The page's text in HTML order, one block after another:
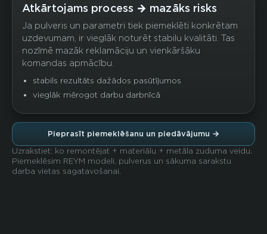
Atkārtojams process → mazāks risks
Ja pulveris un parametri tiek piemeklēti konkrētam
uzdevumam, ir vieglāk noturēt stabilu kvalitāti. Tas
nozīmē mazāk reklamāciju un vienkāršāku
komandas apmācību.
stabils rezultāts dažādos pasūtījumos
vieglāk mērogot darbu darbnīcā
Pieprasīt piemeklēšanu un piedāvājumu →
Uzrakstiet: ko remontējat + materiālu + metāla zuduma veidu.
Piemeklēsim REYM modeli, pulverus un sākuma sarakstu
darba vietas sagatavošanai.